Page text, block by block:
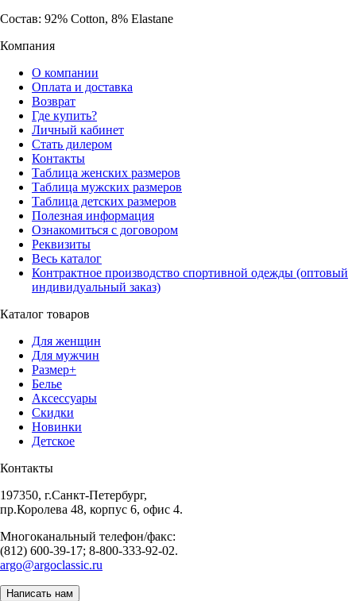
Состав: 92% Cotton, 8% Elastane
Компания
О компании
Оплата и доставка
Возврат
Где купить?
Личный кабинет
Стать дилером
Контакты
Таблица женских размеров
Таблица мужских размеров
Таблица детских размеров
Полезная информация
Ознакомиться с договором
Реквизиты
Весь каталог
Контрактное производство спортивной одежды (оптовый
индивидуальный заказ)
Каталог товаров
Для женщин
Для мужчин
Размер+
Белье
Аксессуары
Скидки
Новинки
Детское
Контакты
197350, г.Санкт-Петербург,
пр.Королева 48, корпус 6, офис 4.
Многоканальный телефон/факс:
(812) 600-39-17; 8-800-333-92-02.
argo@argoclassic.ru
Написать нам